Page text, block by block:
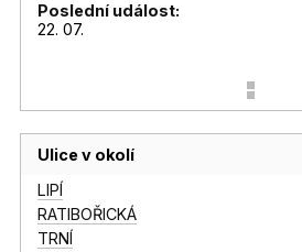
Poslední událost:
22. 07.
Ulice v okolí
LIPÍ
RATIBOŘICKÁ
TRNÍ